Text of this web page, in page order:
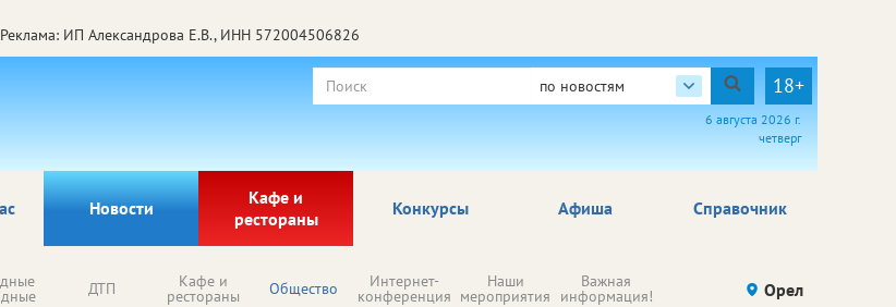
Реклама: ИП Александрова Е.В., ИНН 572004506826
по новостям 18+
6 августа 2026 г.
четверг
Новости
Кафе и
рестораны
Афиша Справочник
Конкурсы
ДТП Кафе и
рестораны Общество Интернет-
конференция
Наши
мероприятия
Важная
информация! Происшествия Здоровье
Орел